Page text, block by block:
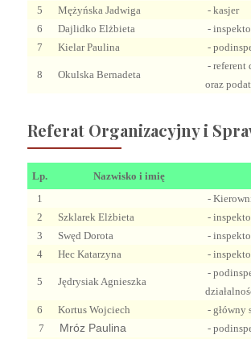
5
Mężyńska Jadwiga
- kasjer
6
Dajlidko Elżbieta
-
7
Kielar Paulina -
8 Okulska Bernadeta
- referent
oraz
Referat Organizacyjny i
Lp. Nazwisko i imię
1
-
2
Szklarek Elżbieta
-
3
Swęd Dorota
-
4
Hec Katarzyna -
5 Jędrysiak Agnieszka
-
6
Kortus Wojciech
- główny
7
Mróz Paulina -